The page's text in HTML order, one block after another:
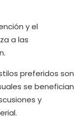
y el
a las
preferidos son
se benefician
y